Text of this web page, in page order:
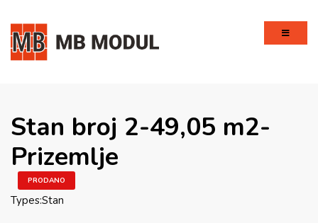
Stan broj 2-49,05 m2-
Prizemlje
PRODANO
Types:Stan